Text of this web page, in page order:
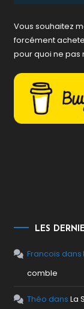
Vous souhaitez
forcément
pour quoi ne pas
LES
Francois dans
comble
Théo dansLa